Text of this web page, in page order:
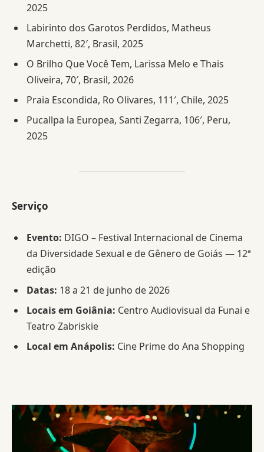
2025
Labirinto dos Garotos Perdidos, Matheus
Marchetti, 82′, Brasil, 2025
O Brilho Que Você Tem, Larissa Melo e Thais
Oliveira, 70′, Brasil, 2026
Praia Escondida, Ro Olivares, 111′, Chile, 2025
Pucallpa la Europea, Santi Zegarra, 106′, Peru,
2025
Serviço
Evento: DIGO – Festival Internacional de Cinema
da Diversidade Sexual e de Gênero de Goiás — 12ª
edição
Datas: 18 a 21 de junho de 2026
Locais em Goiânia: Centro Audiovisual da Funai e
Teatro Zabriskie
Local em Anápolis: Cine Prime do Ana Shopping